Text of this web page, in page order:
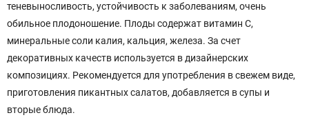
теневыносливость, устойчивость к заболеваниям, очень
обильное плодоношение. Плоды содержат витамин С,
минеральные соли калия, кальция, железа. За счет
декоративных качеств используется в дизайнерских
композициях. Рекомендуется для употребления в свежем виде,
приготовления пикантных салатов, добавляется в супы и
вторые блюда.